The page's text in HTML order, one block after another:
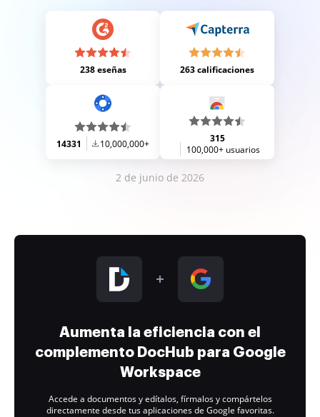
238 eseñas 263 calificaciones
14331 10,000,000+
315
100,000+ usuarios
2 de junio de 2026
Aumenta la eficiencia con el
complemento DocHub para Google
Workspace
Accede a documentos y edítalos, fírmalos y compártelos
directamente desde tus aplicaciones de Google favoritas.